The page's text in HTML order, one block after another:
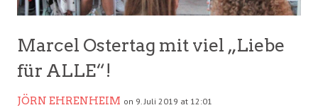
Marcel Ostertag mit viel „Liebe
für ALLE“!
JÖRN EHRENHEIM on 9. Juli 2019 at 12:01